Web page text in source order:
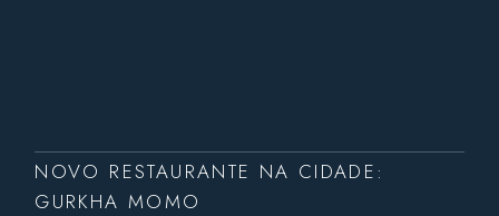
NOVO RESTAURANTE NA CIDADE:
GURKHA MOMO